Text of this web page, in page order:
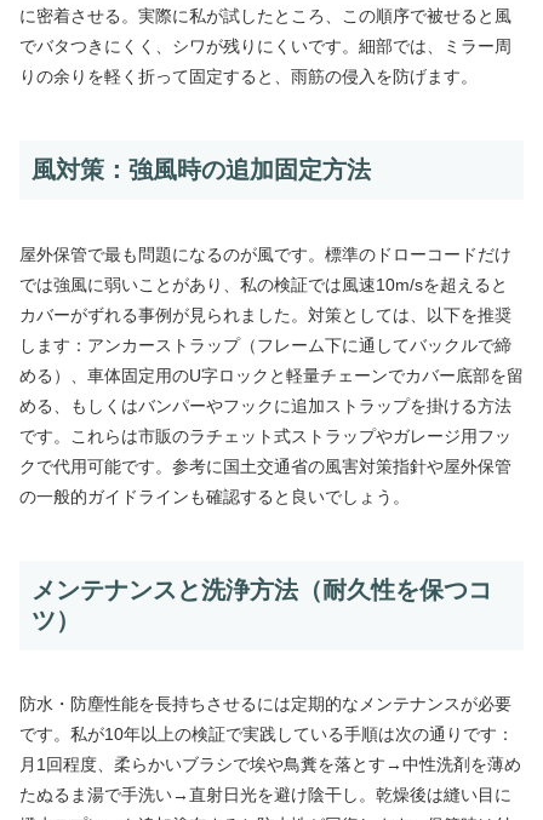
に密着させる。実際に私が試したところ、この順序で被せると風
でバタつきにくく、シワが残りにくいです。細部では、ミラー周
りの余りを軽く折って固定すると、雨筋の侵入を防げます。
風対策：強風時の追加固定方法
屋外保管で最も問題になるのが風です。標準のドローコードだけ
では強風に弱いことがあり、私の検証では風速10m/sを超えると
カバーがずれる事例が見られました。対策としては、以下を推奨
します：アンカーストラップ（フレーム下に通してバックルで締
める）、車体固定用のU字ロックと軽量チェーンでカバー底部を留
める、もしくはバンパーやフックに追加ストラップを掛ける方法
です。これらは市販のラチェット式ストラップやガレージ用フッ
クで代用可能です。参考に国土交通省の風害対策指針や屋外保管
の一般的ガイドラインも確認すると良いでしょう。
メンテナンスと洗浄方法（耐久性を保つコ
ツ）
防水・防塵性能を長持ちさせるには定期的なメンテナンスが必要
です。私が10年以上の検証で実践している手順は次の通りです：
月1回程度、柔らかいブラシで埃や鳥糞を落とす→中性洗剤を薄め
たぬるま湯で手洗い→直射日光を避け陰干し。乾燥後は縫い目に